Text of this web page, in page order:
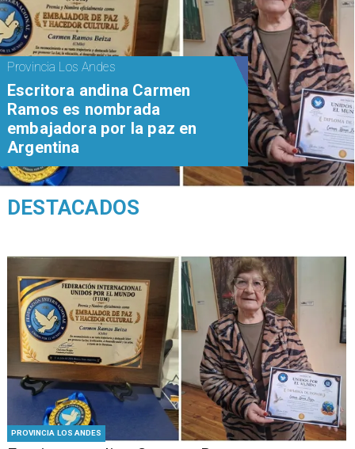
PROVINCIA LOS ANDES
Provincia Los Andes
Escritora andina Carmen
Ramos es nombrada
embajadora por la paz en
Argentina
DESTACADOS